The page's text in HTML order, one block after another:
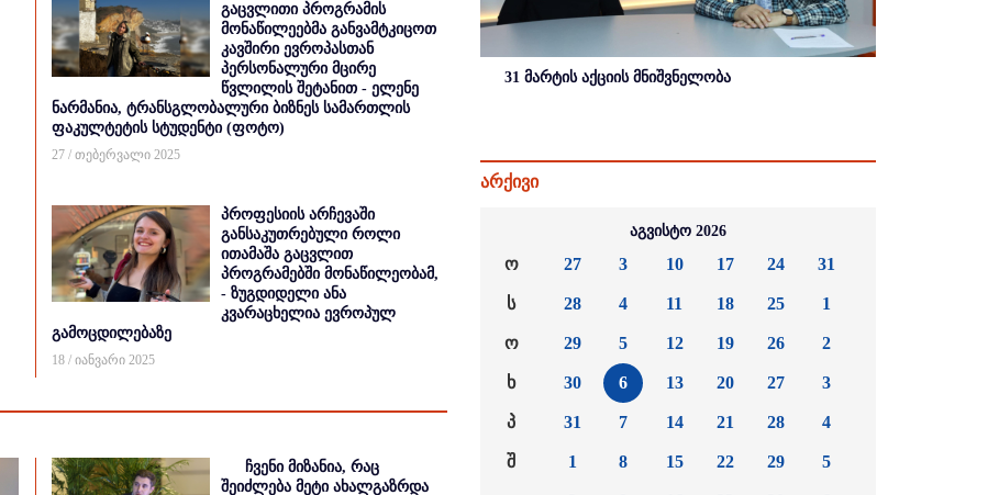
გაცვლითი პროგრამის
მონაწილეებმა განვამტკიცოთ
კავშირი ევროპასთან
პერსონალური მცირე
წვლილის შეტანით - ელენე
ნარმანია, ტრანსგლობალური ბიზნეს სამართლის
ფაკულტეტის სტუდენტი (ფოტო)
27 / თებერვალი 2025
პროფესიის არჩევაში
განსაკუთრებული როლი
ითამაშა გაცვლით
პროგრამებში მონაწილეობამ,
- ზუგდიდელი ანა
კვარაცხელია ევროპულ
გამოცდილებაზე
18 / იანვარი 2025
ჩვენი მიზანია, რაც
შეიძლება მეტი ახალგაზრდა
31 მარტის აქციის მნიშვნელობა
არქივი
აგვისტო 2026
ო
ს
ო
ხ
პ
შ
27
28
29
30
31
1
3
4
5
6
7
8
10
11
12
13
14
15
17
18
19
20
21
22
24
25
26
27
28
29
31
1
2
3
4
5